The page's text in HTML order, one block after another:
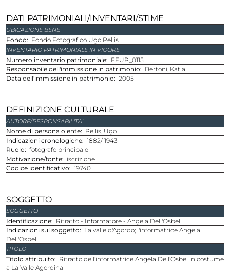
DATI PATRIMONIALI/INVENTARI/STIME
UBICAZIONE BENE
Fondo Fondo Fotografico Ugo Pellis
INVENTARIO PATRIMONIALE IN VIGORE
Numero inventario patrimoniale
FFUP_0115
Responsabile dell'immissione in patrimonio
Bertoni, Katia
Data dell'immissione in patrimonio
2005
DEFINIZIONE CULTURALE
AUTORE/RESPONSABILITA'
Nome di persona o ente
Pellis, Ugo
Indicazioni cronologiche 1882/ 1943
Ruolo
fotografo principale
Motivazione/fonte
iscrizione
Codice identificativo
19740
SOGGETTO
SOGGETTO
Identificazione
Ritratto - Informatore - Angela Dell'Osbel
Indicazioni sul soggetto
La valle d'Agordo; l'informatrice Angela
Dell'Osbel
TITOLO
Titolo attribuito
Ritratto dell'informatrice Angela Dell'Osbel in costume
a La Valle Agordina